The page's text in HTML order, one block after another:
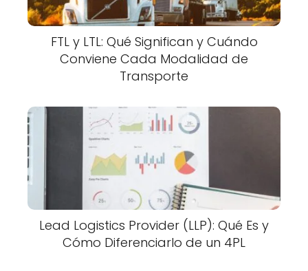
FTL y LTL: Qué Significan y Cuándo
Conviene Cada Modalidad de
Transporte
Lead Logistics Provider (LLP): Qué Es y
Cómo Diferenciarlo de un 4PL